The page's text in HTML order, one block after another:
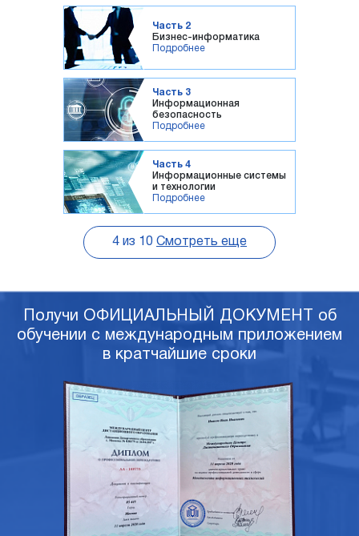
Часть 2
Бизнес-информатика
Подробнее
Часть 3
Информационная
безопасность
Подробнее
Часть 4
Информационные системы
и технологии
Подробнее
4 из 10 Смотреть еще
Получи ОФИЦИАЛЬНЫЙ ДОКУМЕНТ об
обучении с международным приложением
в кратчайшие сроки